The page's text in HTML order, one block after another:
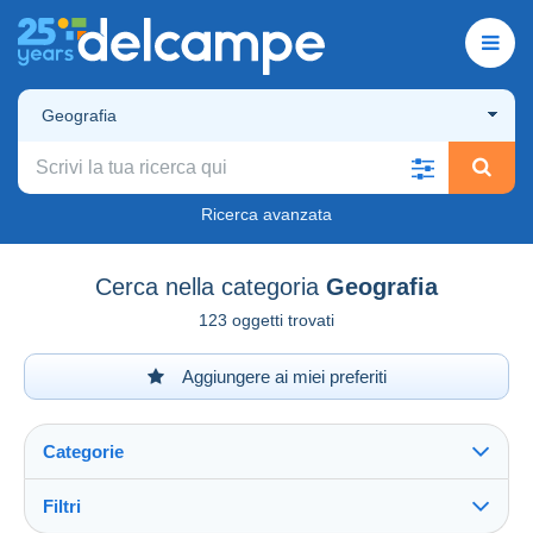
Geografia
Ricerca avanzata
Cerca nella categoria Geografia
123 oggetti trovati
Aggiungere ai miei preferiti
Categorie
Filtri